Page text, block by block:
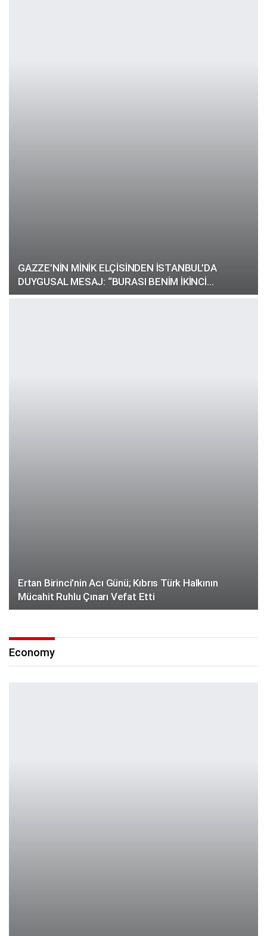
GAZZE’NİN MİNİK ELÇİSİNDEN İSTANBUL’DA
DUYGUSAL MESAJ: “BURASI BENİM İKİNCİ…
Ertan Birinci’nin Acı Günü; Kıbrıs Türk Halkının
Mücahit Ruhlu Çınarı Vefat Etti
Economy